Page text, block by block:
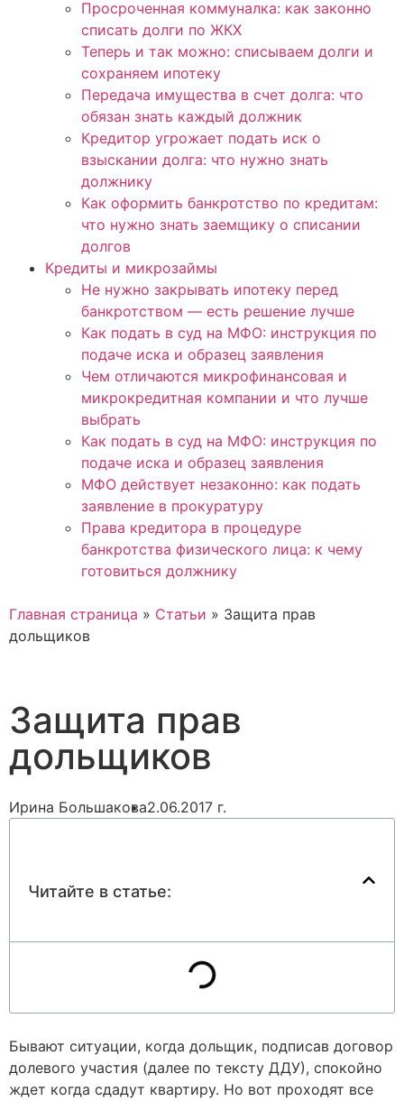
Просроченная коммуналка: как законно
списать долги по ЖКХ
Теперь и так можно: списываем долги и
сохраняем ипотеку
Передача имущества в счет долга: что
обязан знать каждый должник
Кредитор угрожает подать иск о
взыскании долга: что нужно знать
должнику
Как оформить банкротство по кредитам:
что нужно знать заемщику о списании
долгов
Кредиты и микрозаймы
Не нужно закрывать ипотеку перед
банкротством — есть решение лучше
Как подать в суд на МФО: инструкция по
подаче иска и образец заявления
Чем отличаются микрофинансовая и
микрокредитная компании и что лучше
выбрать
Как подать в суд на МФО: инструкция по
подаче иска и образец заявления
МФО действует незаконно: как подать
заявление в прокуратуру
Права кредитора в процедуре
банкротства физического лица: к чему
готовиться должнику
Главная страница » Статьи » Защита прав
дольщиков
Защита прав
дольщиков
Ирина Большакова2.06.2017 г.
Читайте в статье:
Бывают ситуации, когда дольщик, подписав договор
долевого участия (далее по тексту ДДУ), спокойно
ждет когда сдадут квартиру. Но вот проходят все